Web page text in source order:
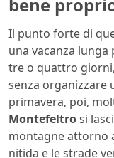
Il punto forte di
una vacanza lunga
tre o quattro
senza organizzare
primavera, poi,
Montefeltrosi
montagne attorno
nitida e le strade